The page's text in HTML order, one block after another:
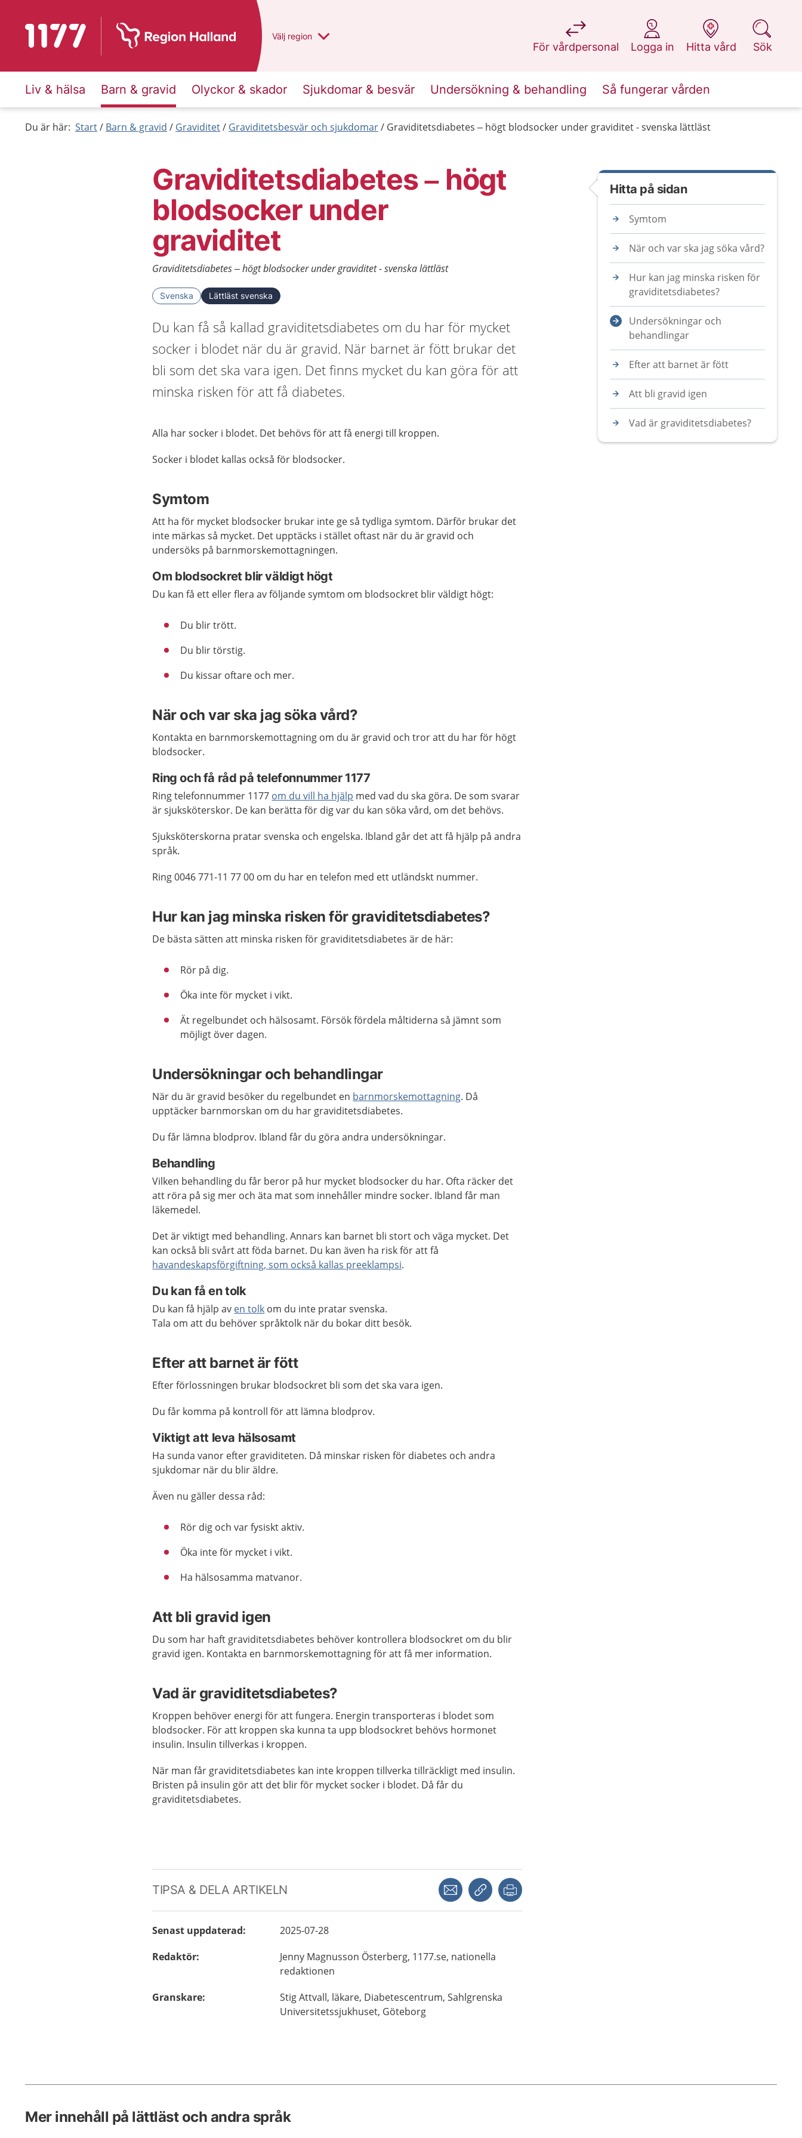
Till startsidan för 1177 Du har valt region
Välj en annan
region
För vårdpersonal
på 1177.se
Logga in
på 1177.se
Hitta vård
på 1177.se
Sök
på 1177.se
Liv & hälsa Barn & gravid Olyckor & skador Sjukdomar & besvär Undersökning & behandling Så fungerar vården
Du är här: Start Barn & gravid Graviditet Graviditetsbesvär och sjukdomar Graviditetsdiabetes – högt blodsocker under graviditet - svenska lättläst
Graviditetsdiabetes – högt
blodsocker under
graviditet
Graviditetsdiabetes – högt blodsocker under graviditet - svenska lättläst
Svenska Lättläst svenska
Du kan få så kallad graviditetsdiabetes om du har för mycket
socker i blodet när du är gravid. När barnet är fött brukar det
bli som det ska vara igen. Det finns mycket du kan göra för att
minska risken för att få diabetes.
Alla har socker i blodet. Det behövs för att få energi till kroppen.
Socker i blodet kallas också för blodsocker.
Symtom
Att ha för mycket blodsocker brukar inte ge så tydliga symtom. Därför brukar det
inte märkas så mycket. Det upptäcks i stället oftast när du är gravid och
undersöks på barnmorskemottagningen.
Om blodsockret blir väldigt högt
Du kan få ett eller flera av följande symtom om blodsockret blir väldigt högt:
Du blir trött.
Du blir törstig.
Du kissar oftare och mer.
När och var ska jag söka vård?
Kontakta en barnmorskemottagning om du är gravid och tror att du har för högt
blodsocker.
Ring och få råd på telefonnummer 1177
Ring telefonnummer 1177 om du vill ha hjälp med vad du ska göra. De som svarar
är sjuksköterskor. De kan berätta för dig var du kan söka vård, om det behövs.
Sjuksköterskorna pratar svenska och engelska. Ibland går det att få hjälp på andra
språk.
Ring 0046 771-11 77 00 om du har en telefon med ett utländskt nummer.
Hur kan jag minska risken för graviditetsdiabetes?
De bästa sätten att minska risken för graviditetsdiabetes är de här:
Rör på dig.
Öka inte för mycket i vikt.
Ät regelbundet och hälsosamt. Försök fördela måltiderna så jämnt som
möjligt över dagen.
Undersökningar och behandlingar
När du är gravid besöker du regelbundet en barnmorskemottagning. Då
upptäcker barnmorskan om du har graviditetsdiabetes.
Du får lämna blodprov. Ibland får du göra andra undersökningar.
Behandling
Vilken behandling du får beror på hur mycket blodsocker du har. Ofta räcker det
att röra på sig mer och äta mat som innehåller mindre socker. Ibland får man
läkemedel.
Det är viktigt med behandling. Annars kan barnet bli stort och väga mycket. Det
kan också bli svårt att föda barnet. Du kan även ha risk för att få
havandeskapsförgiftning, som också kallas preeklampsi.
Du kan få en tolk
Du kan få hjälp av en tolk om du inte pratar svenska.
Tala om att du behöver språktolk när du bokar ditt besök.
Efter att barnet är fött
Efter förlossningen brukar blodsockret bli som detska vara igen.
Du får komma på kontroll för att lämna blodprov.
Viktigt att leva hälsosamt
Ha sunda vanor efter graviditeten. Då minskar risken för diabetes och andra
sjukdomar när du blir äldre.
Även nu gäller dessa råd:
Rör dig och var fysiskt aktiv.
Öka inte för mycket i vikt.
Ha hälsosamma matvanor.
Att bli gravid igen
Du som har haft graviditetsdiabetes behöver kontrollera blodsockret om du blir
gravid igen. Kontakta en barnmorskemottagning för att få mer information.
Vad är graviditetsdiabetes?
Kroppen behöver energi för att fungera. Energin transporteras i blodet som
blodsocker. För att kroppen ska kunna ta upp blodsockret behövs hormonet
insulin. Insulin tillverkas i kroppen.
När man får graviditetsdiabetes kan inte kroppen tillverka tillräckligt med insulin.
Bristen på insulin gör att det blir för mycket socker i blodet. Då får du
graviditetsdiabetes.
TIPSA & DELA ARTIKELN Dela via mejlKopiera länk
Senast uppdaterad:
2025-07-28
Redaktör: Jenny Magnusson Österberg, 1177.se, nationella
redaktionen
Granskare: StigAttvall, läkare, Diabetescentrum, Sahlgrenska
Universitetssjukhuset, Göteborg
Hitta på sidan
Symtom
När och var ska jag söka vård?
Hur kan jag minska risken för
graviditetsdiabetes?
Undersökningar och
behandlingar
Efter att barnet är fött
Att bli gravid igen
Vad är graviditetsdiabetes?
Mer innehåll på lättläst och andra språk